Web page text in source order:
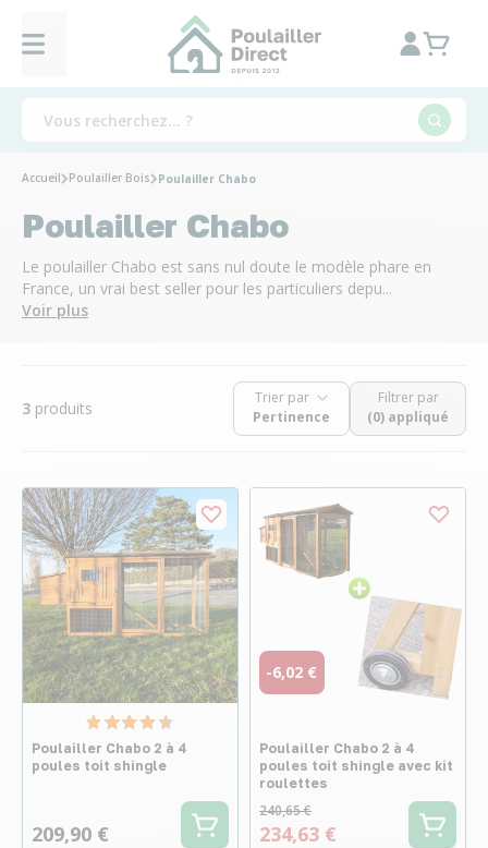
Accueil Poulailler Bois Poulailler Chabo
Poulailler Chabo
Le poulailler Chabo est sans nul doute le modèle phare en
France, un vrai best seller pour les particuliers depu...
Voir plus
3 produits
Trier par
Filtrer par
(0) appliqué
Poulailler Chabo 2 à 4
poules toit shingle
209,90 €
-6,02 €
Poulailler Chabo 2 à 4
poules toit shingle avec kit
roulettes
240,65 €
234,63 €